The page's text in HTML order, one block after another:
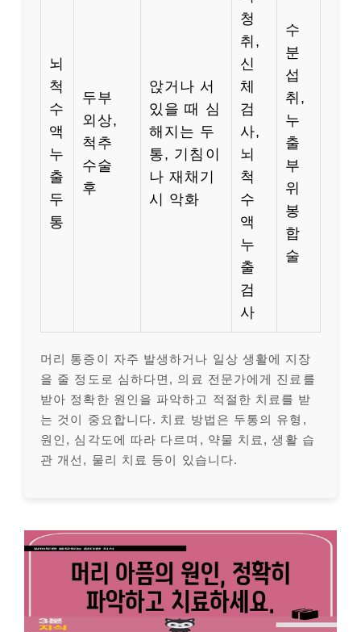
뇌
척
수
액
누
출
두
통
두부
외상,
척추
수술
후
앉거나 서
있을 때 심
해지는 두
통, 기침이
나 재채기
시 악화
청
취,
신
체
검
사,
뇌
척
수
액
누
출
검
사
수
분
섭
취,
누
출
부
위
봉
합
술
머리 통증이 자주 발생하거나 일상 생활에 지장
을 줄 정도로 심하다면, 의료 전문가에게 진료를
받아 정확한 원인을 파악하고 적절한 치료를 받
는 것이 중요합니다. 치료 방법은 두통의 유형,
원인, 심각도에 따라 다르며, 약물 치료, 생활 습
관 개선, 물리 치료 등이 있습니다.